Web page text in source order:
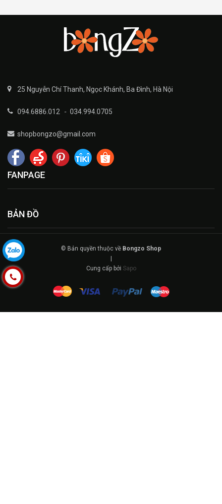
25 Nguyễn Chí Thanh, Ngọc Khánh, Ba Đình, Hà Nội
094.6886.012 - 034.994.0705
shopbongzo@gmail.com
FANPAGE
BẢN ĐỒ
© Bản quyền thuộc về Bongzo Shop
|
Cung cấp bởi Sapo